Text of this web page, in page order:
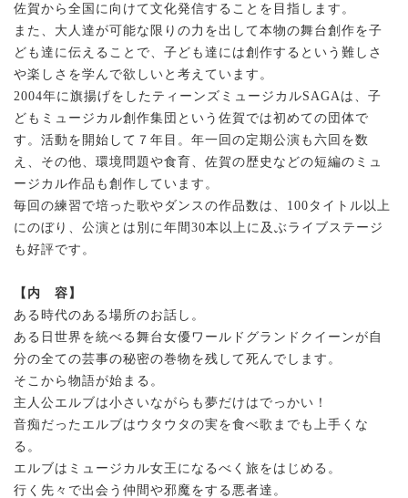
佐賀から全国に向けて文化発信することを目指します。
また、大人達が可能な限りの力を出して本物の舞台創作を子
ども達に伝えることで、子ども達には創作するという難しさ
や楽しさを学んで欲しいと考えています。
2004年に旗揚げをしたティーンズミュージカルSAGAは、子
どもミュージカル創作集団という佐賀では初めての団体で
す。活動を開始して７年目。年一回の定期公演も六回を数
え、その他、環境問題や食育、佐賀の歴史などの短編のミュ
ージカル作品も創作しています。
毎回の練習で培った歌やダンスの作品数は、100タイトル以上
にのぼり、公演とは別に年間30本以上に及ぶライブステージ
も好評です。
【内 容】
ある時代のある場所のお話し。
ある日世界を統べる舞台女優ワールドグランドクイーンが自
分の全ての芸事の秘密の巻物を残して死んでします。
そこから物語が始まる。
主人公エルブは小さいながらも夢だけはでっかい！
音痴だったエルブはウタウタの実を食べ歌までも上手くな
る。
エルブはミュージカル女王になるべく旅をはじめる。
行く先々で出会う仲間や邪魔をする悪者達。